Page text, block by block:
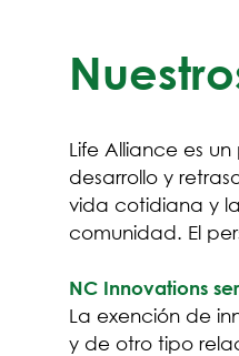
Life Alliance es
desarrollo y
vida cotidiana y
comunidad. El
NC Innovations
La exención de
y de otro tipo